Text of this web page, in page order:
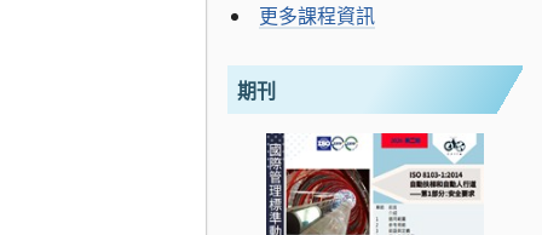
更多課程資訊
期刊